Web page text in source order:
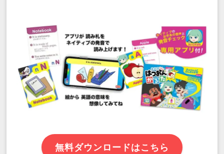
無料ダウンロードはこちら